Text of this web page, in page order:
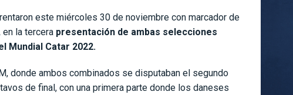
este miércoles 30 de noviembre con marcador de
la tercera presentación de ambas selecciones
Mundial Catar 2022.
donde ambos combinados se disputaban el segundo
de final, con una primera parte donde los daneses